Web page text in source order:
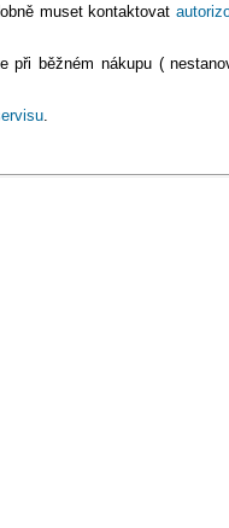
muset kontaktovat
běžném nákupu (